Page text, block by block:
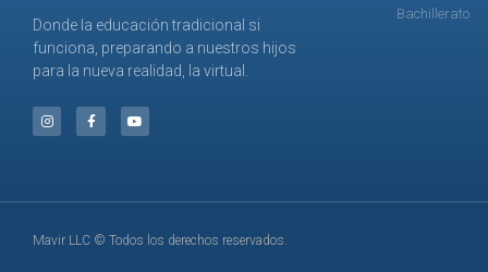
Donde la educación tradicional si
funciona, preparando a nuestros hijos
para la nueva realidad, la virtual.
Bachillerato
Mavir LLC © Todos los derechos reservados.